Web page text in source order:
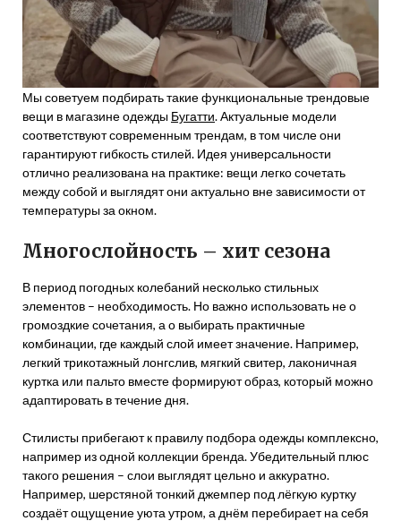
Мы советуем подбирать такие функциональные трендовые
вещи в магазине одежды Бугатти. Актуальные модели
соответствуют современным трендам, в том числе они
гарантируют гибкость стилей. Идея универсальности
отлично реализована на практике: вещи легко сочетать
между собой и выглядят они актуально вне зависимости от
температуры за окном.
Многослойность – хит сезона
В период погодных колебаний несколько стильных
элементов – необходимость. Но важно использовать не о
громоздкие сочетания, а о выбирать практичные
комбинации, где каждый слой имеет значение. Например,
легкий трикотажный лонгслив, мягкий свитер, лаконичная
куртка или пальто вместе формируют образ, который можно
адаптировать в течение дня.
Стилисты прибегают к правилу подбора одежды комплексно,
например из одной коллекции бренда. Убедительный плюс
такого решения – слои выглядят цельно и аккуратно.
Например, шерстяной тонкий джемпер под лёгкую куртку
создаёт ощущение уюта утром, а днём перебирает на себя